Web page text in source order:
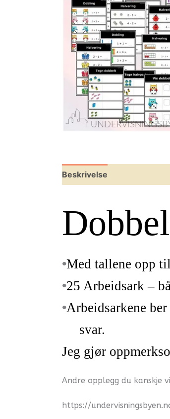
Beskrivelse
•Med tallene opp
•25 Arbeidsark –
•Arbeidsarkene
svar.
Jeg gjør
Andre opplegg du kanskje
https://